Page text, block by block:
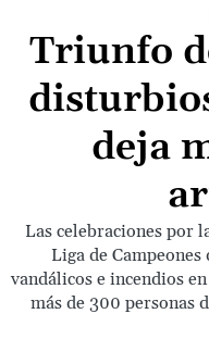
Triunfo
deja
Las celebraciones por
Liga de
vandálicos e incendios
más de 300 personas